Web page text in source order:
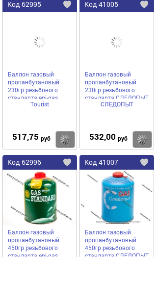
Код 62995
Добавить
Баллон газовый
пропанбутановый
230гр резьбового
стандарта epi-gas
Tourist
517,75 руб Купить
Код 41005
Баллон газовый
пропанбутановый
230гр резьбового
стандарта СЛЕДОПЫТ
СЛЕДОПЫТ
532,00 руб
Код 62996
Добавить
избранное
Баллон газовый
пропанбутановый
450гр резьбового
стандарта epi-gas
Код 41007
Баллон газовый
пропанбутановый
450гр резьбового
стандарта СЛЕДОПЫТ